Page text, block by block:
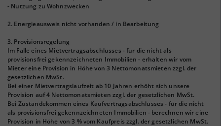
- Nutzung zu Wohnzwecken
2. Energieausweis nicht vorhanden / in Bearbeitung
3. Provisionsregelung
Im Falle eines Mietvertragsabschlusses - für die nicht als
provisionsfrei gekennzeichneten Immobilien - erhalten wir vom
Mieter eine Provision in Höhe von 3 Nettomonatsmieten zzgl. der
gesetzlichen MwSt.
Bei einer Mietvertragslaufzeit ab 10 Jahren erhöht sich unsere
Provision auf 4 Nettomonatsmieten zzgl. der gesetzlichen MwSt.
Bei Zustandekommen eines Kaufvertragsabschlusses - für die nicht
als provisionsfrei gekennzeichneten Immobilien - berechnen wir eine
Provision in Höhe von 3 % vom Kaufpreis zzgl. der gesetzlichen MwSt.